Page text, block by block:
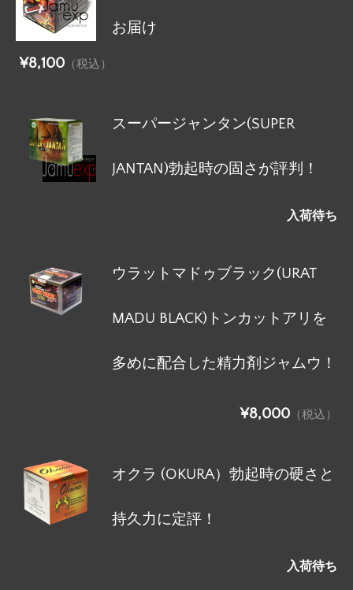
お届け
¥8,100 （税込）
スーパージャンタン(SUPER
JANTAN)勃起時の固さが評判！
入荷待ち
ウラットマドゥブラック(URAT
MADU BLACK)トンカットアリを
多めに配合した精力剤ジャムウ！
¥8,000 （税込）
オクラ (OKURA）勃起時の硬さと
持久力に定評！
入荷待ち